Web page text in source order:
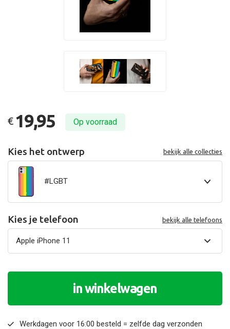
€ 19,95 Op voorraad
Kies het ontwerp bekijk alle collecties
#LGBT
Kies je telefoon bekijk alle telefoons
in winkelwagen
Werkdagen voor 16:00 besteld = zelfde dag verzonden